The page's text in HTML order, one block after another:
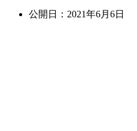
公開日： 2021年6月6日